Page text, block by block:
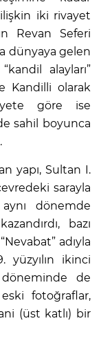
iki rivayet
Revan Seferi
dünyaya gelen
alayları”
Kandilli olarak
göre ise
sahil boyunca
yapı, Sultan I.
sarayla
dönemde
bazı
adıyla
yüzyılın ikinci
de
fotoğraflar,
(üst katlı) bir